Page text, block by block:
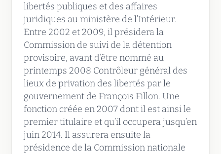
libertés publiques et des affaires
juridiques au ministère de l’Intérieur.
Entre 2002 et 2009, il présidera la
Commission de suivi de la détention
provisoire, avant d’être nommé au
printemps 2008 Contrôleur général des
lieux de privation des libertés par le
gouvernement de François Fillon. Une
fonction créée en 2007 dont il est ainsi le
premier titulaire et qu’il occupera jusqu’en
juin 2014. Il assurera ensuite la
présidence de la Commission nationale